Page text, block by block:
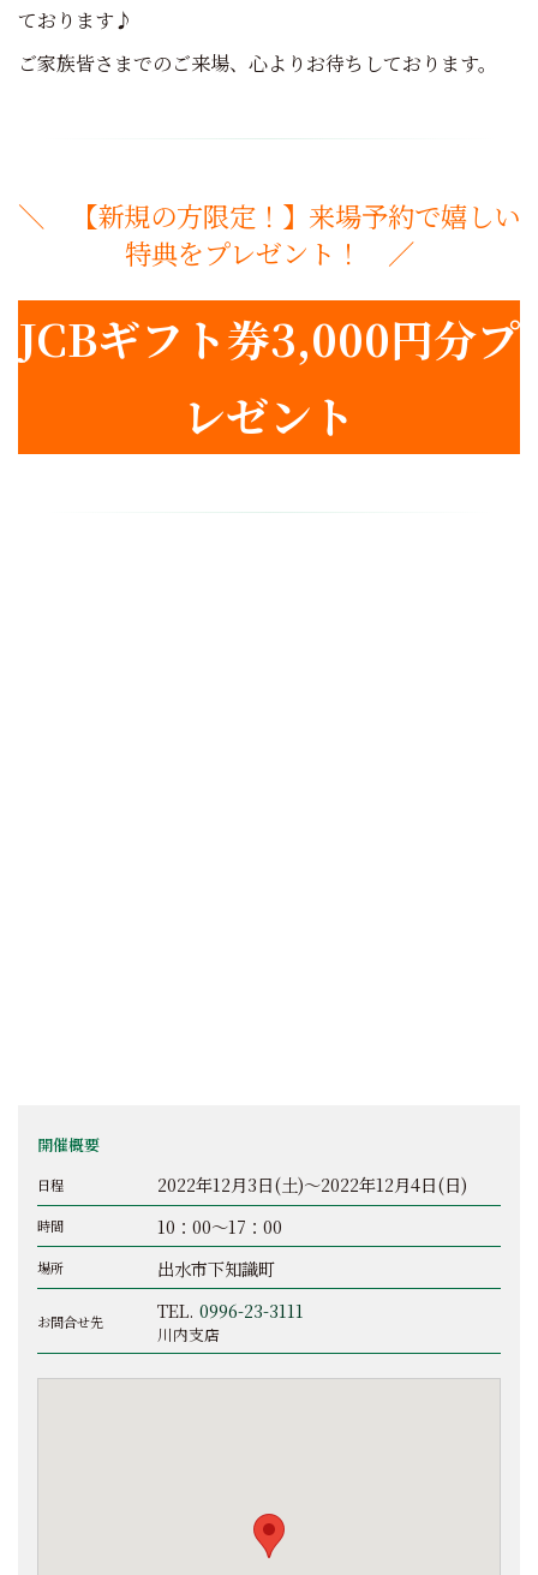
ております♪
ご家族皆さまでのご来場、心よりお待ちしております。
＼ 【新規の方限定！】来場予約で嬉しい
特典をプレゼント！ ／
JCBギフト券3,000円分プ
レゼント
開催概要
日程 2022年12月3日(土)～2022年12月4日(日)
時間 10：00～17：00
場所 出水市下知識町
お問合せ先 TEL. 0996-23-3111
川内支店